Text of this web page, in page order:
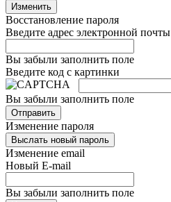
Изменить
Восстановление пароля
Введите адрес электронной почты
Вы забыли заполнить поле
Введите код с картинки
Вы забыли заполнить поле
Отправить
Изменение пароля
Выслать новый пароль
Изменение email
Новый E-mail
Вы забыли заполнить поле